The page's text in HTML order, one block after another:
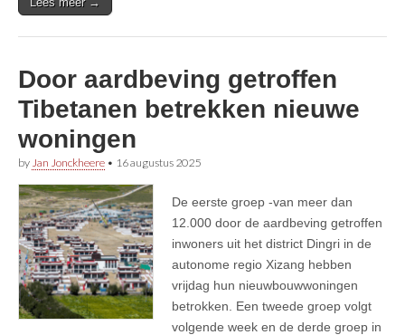
Door aardbeving getroffen
Tibetanen betrekken nieuwe
woningen
by Jan Jonckheere • 16 augustus 2025
De eerste groep -van meer dan
12.000 door de aardbeving getroffen
inwoners uit het district Dingri in de
autonome regio Xizang hebben
vrijdag hun nieuwbouwwoningen
betrokken. Een tweede groep volgt
volgende week en de derde groep in